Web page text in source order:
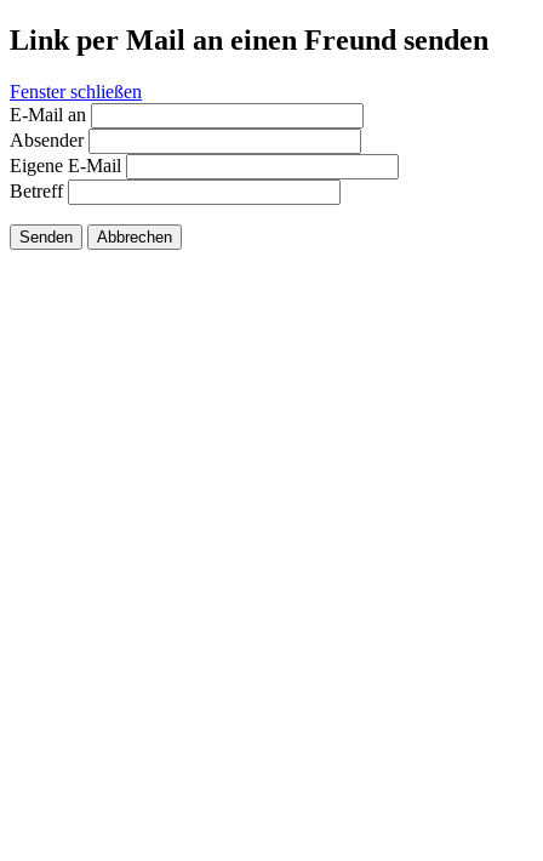
Link per Mail an einen Freund senden
Fenster schließen
E-Mail an
Absender
Eigene E-Mail
Betreff
Senden Abbrechen